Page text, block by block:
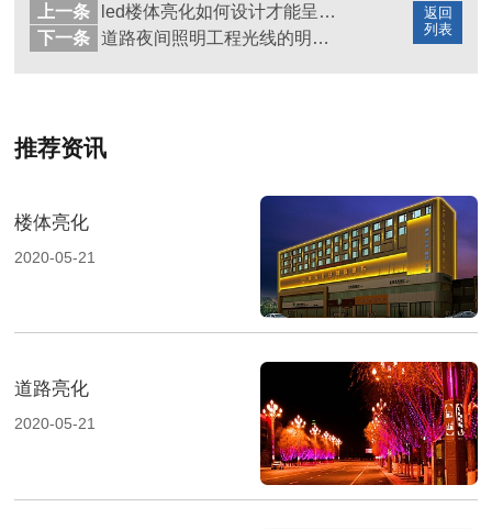
返回
列表
上一条
led楼体亮化如何设计才能呈现好的视觉效果？
下一条
道路夜间照明工程光线的明暗度要如何把控？
推荐资讯
楼体亮化
2020-05-21
道路亮化
2020-05-21